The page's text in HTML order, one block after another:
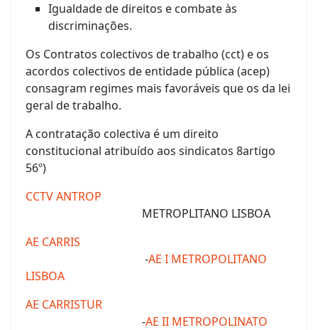
Igualdade de direitos e combate às
discriminações.
Os Contratos colectivos de trabalho (cct) e os
acordos colectivos de entidade pública (acep)
consagram regimes mais favoráveis que os da lei
geral de trabalho.
A contratação colectiva é um direito
constitucional atribuído aos sindicatos 8artigo
56º)
CCTV ANTROP
METROPLITANO LISBOA
AE CARRIS
-AE I METROPOLITANO
LISBOA
AE CARRISTUR
-AE II METROPOLINATO